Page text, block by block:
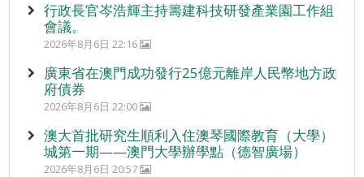
行政長官岑浩輝主持籌建科技研發產業園工作組
會議。
2026年8月6日 22:16
廣東省在澳門成功發行25億元離岸人民幣地方政
府債券
2026年8月6日 22:00
澳大首批研究生順利入住澳琴國際教育（大學）
城第一期——澳門大學辦學點（德智廣場）
2026年8月6日 20:57